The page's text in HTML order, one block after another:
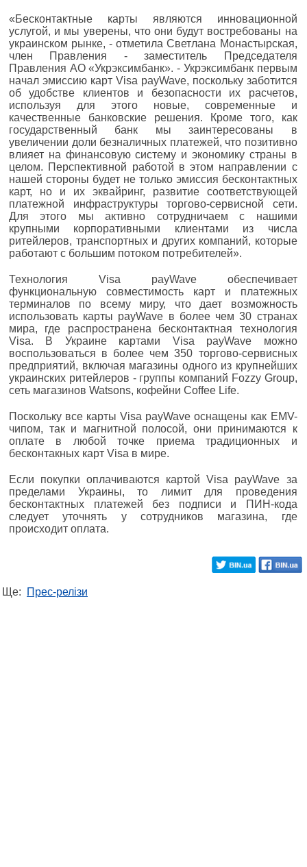
«Бесконтактные карты являются инновационной
услугой, и мы уверены, что они будут востребованы на
украинском рынке, - отметила Светлана Монастырская,
член Правления - заместитель Председателя
Правления АО «Укрэксимбанк». - Укрэксимбанк первым
начал эмиссию карт Visa payWave, поскольку заботится
об удобстве клиентов и безопасности их расчетов,
используя для этого новые, современные и
качественные банковские решения. Кроме того, как
государственный банк мы заинтересованы в
увеличении доли безналичных платежей, что позитивно
влияет на финансовую систему и экономику страны в
целом. Перспективной работой в этом направлении с
нашей стороны будет не только эмиссия бесконтактных
карт, но и их эквайринг, развитие соответствующей
платежной инфраструктуры торгово-сервисной сети.
Для этого мы активно сотрудничаем с нашими
крупными корпоративными клиентами из числа
ритейлеров, транспортных и других компаний, которые
работают с большим потоком потребителей».
Технология Visa payWave обеспечивает
функциональную совместимость карт и платежных
терминалов по всему миру, что дает возможность
использовать карты payWave в более чем 30 странах
мира, где распространена бесконтактная технология
Visa. В Украине картами Visa payWave можно
воспользоваться в более чем 350 торгово-сервисных
предприятий, включая магазины одного из крупнейших
украинских ритейлеров - группы компаний Fozzy Group,
сеть магазинов Watsons, кофейни Coffee Life.
Поскольку все карты Visa payWave оснащены как EMV-
чипом, так и магнитной полосой, они принимаются к
оплате в любой точке приема традиционных и
бесконтакных карт Visa в мире.
Если покупки оплачиваются картой Visa payWave за
пределами Украины, то лимит для проведения
бесконтактных платежей без подписи и ПИН-кода
следует уточнять у сотрудников магазина, где
происходит оплата.
Ще: Прес-релізи